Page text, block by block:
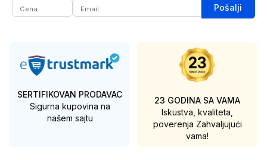
Pošalji
SERTIFIKOVAN PRODAVAC
Sigurna kupovina na
našem sajtu
23 GODINA SA VAMA
Iskustva, kvaliteta,
poverenja Zahvaljujući
vama!